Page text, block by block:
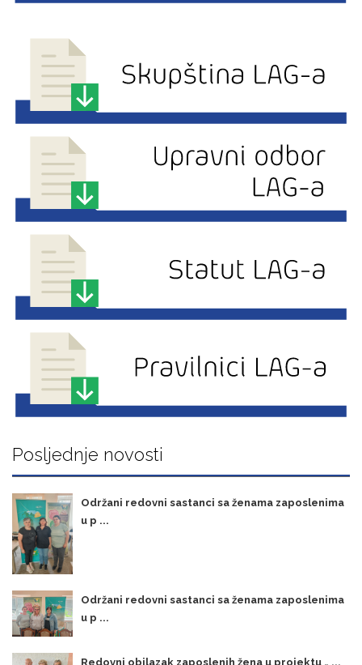
Posljednje novosti
Održani redovni sastanci sa ženama zaposlenima
u p ...
Održani redovni sastanci sa ženama zaposlenima
u p ...
Redovni obilazak zaposlenih žena u projektu „ ...